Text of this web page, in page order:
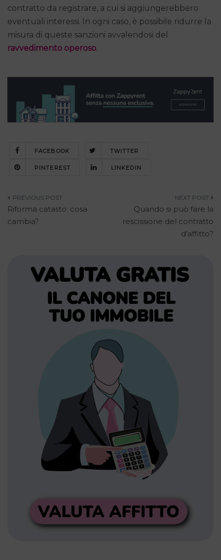
contratto da registrare, a cui si aggiungerebbero
eventuali interessi. In ogni caso, è possibile ridurre la
misura di queste sanzioni avvalendosi del
ravvedimento operoso.
FACEBOOK TWITTER
PINTEREST LINKEDIN
Navigazione
articoli
Riforma catasto: cosa
cambia?
Quando si può fare la
rescissione del contratto
d’affitto?